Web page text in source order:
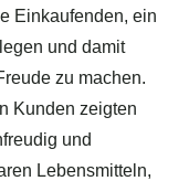
Einkaufenden, ein
und damit
zu machen.
Kunden zeigten
und
Lebensmitteln,